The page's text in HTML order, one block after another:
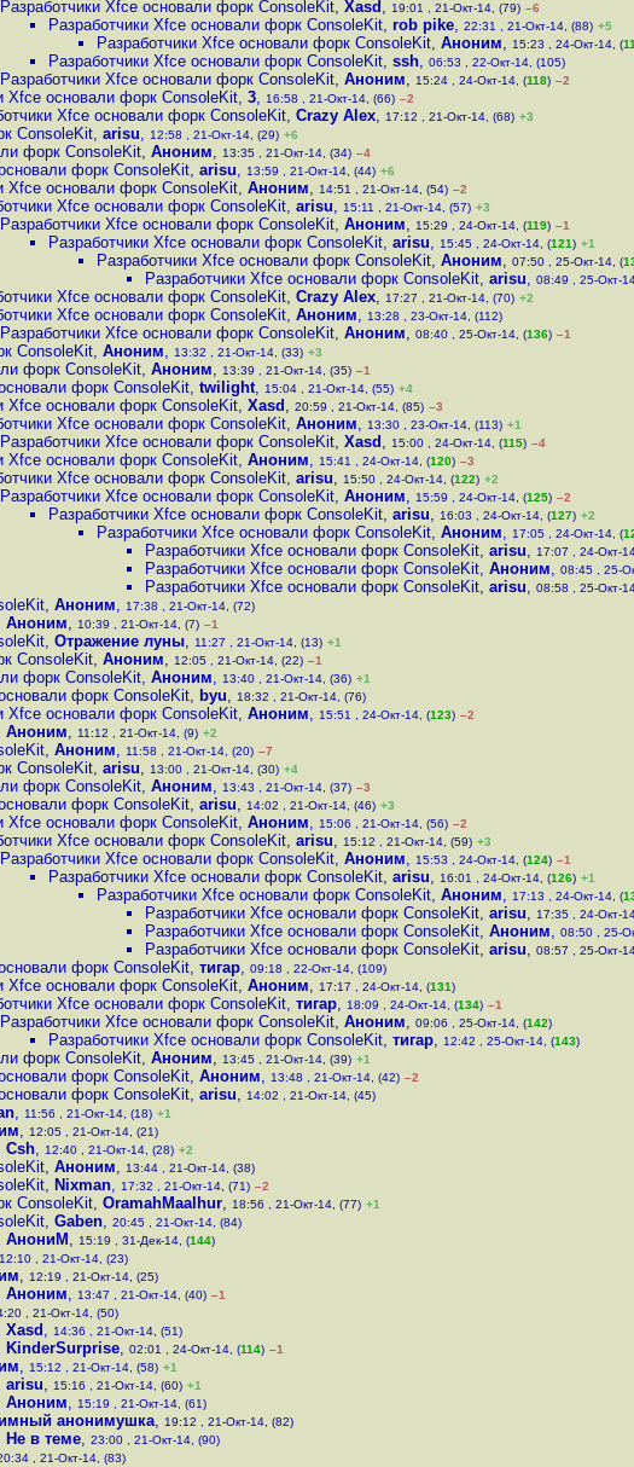
Разработчики Xfce основали форк ConsoleKit, Xasd , 19:01 , 21-Окт-14, (79) –6
Разработчики Xfce основали форк ConsoleKit, rob pike, 22:31 , 21-Окт-14, (88) +5
Разработчики Xfce основали форк ConsoleKit, Аноним, 15:23 , 24-Окт-14, (
Разработчики Xfce основали форк ConsoleKit, ssh, 06:53 , 22-Окт-14, (105)
Разработчики Xfce основали форк ConsoleKit, Аноним, 15:24 , 24-Окт-14, (118) –2
Xfce основали форк ConsoleKit, 3, 16:58 , 21-Окт-14, (66) –2
Xfce основали форк ConsoleKit, Crazy Alex, 17:12 , 21-Окт-14, (68) +3
ConsoleKit, arisu, 12:58 , 21-Окт-14, (29) +6
форк ConsoleKit, Аноним, 13:35 , 21-Окт-14, (34) –4
форк ConsoleKit, arisu, 13:59 , 21-Окт-14, (44) +6
Xfce основали форк ConsoleKit, Аноним, 14:51 , 21-Окт-14, (54) –2
Xfce основали форк ConsoleKit, arisu, 15:11 , 21-Окт-14, (57) +3
Разработчики Xfce основали форк ConsoleKit, Аноним, 15:29 , 24-Окт-14, (119) –1
Разработчики Xfce основали форк ConsoleKit, arisu, 15:45 , 24-Окт-14, (121) +1
Разработчики Xfce основали форк ConsoleKit, Аноним, 07:50 , 25-Окт-14, (
Разработчики Xfce основали форк ConsoleKit, arisu, 08:49 , 25-Окт-
Xfce основали форк ConsoleKit, Crazy Alex, 17:27 , 21-Окт-14, (70) +2
Xfce основали форк ConsoleKit, Аноним, 13:28 , 23-Окт-14, (112)
Разработчики Xfce основали форк ConsoleKit, Аноним, 08:40 , 25-Окт-14, (136) –1
ConsoleKit, Аноним, 13:32 , 21-Окт-14, (33) +3
форк ConsoleKit, Аноним, 13:39 , 21-Окт-14, (35) –1
форк ConsoleKit, twilight, 15:04 , 21-Окт-14, (55) +4
Xfce основали форк ConsoleKit, Xasd , 20:59 , 21-Окт-14, (85) –3
Xfce основали форк ConsoleKit, Аноним, 13:30 , 23-Окт-14, (113) +1
Разработчики Xfce основали форк ConsoleKit, Xasd , 15:00 , 24-Окт-14, (115) –4
Xfce основали форк ConsoleKit, Аноним, 15:41 , 24-Окт-14, (120) –3
Xfce основали форк ConsoleKit, arisu, 15:50 , 24-Окт-14, (122) +2
Разработчики Xfce основали форк ConsoleKit, Аноним, 15:59 , 24-Окт-14, (125) –2
Разработчики Xfce основали форк ConsoleKit, arisu, 16:03 , 24-Окт-14, (127) +2
Разработчики Xfce основали форк ConsoleKit, Аноним, 17:05 , 24-Окт-14, (
Разработчики Xfce основали форк ConsoleKit, arisu, 17:07 , 24-Окт-
Разработчики Xfce основали форк ConsoleKit, Аноним, 08:45 , 25-
Разработчики Xfce основали форк ConsoleKit, arisu, 08:58 , 25-Окт-
, Аноним, 17:38 , 21-Окт-14, (72)
Аноним, 10:39 , 21-Окт-14, (7) –1
, Отражение луны, 11:27 , 21-Окт-14, (13) +1
ConsoleKit, Аноним, 12:05 , 21-Окт-14, (22) –1
форк ConsoleKit, Аноним, 13:40 , 21-Окт-14, (36) +1
форк ConsoleKit, byu, 18:32 , 21-Окт-14, (76)
Xfce основали форк ConsoleKit, Аноним, 15:51 , 24-Окт-14, (123) –2
Аноним, 11:12 , 21-Окт-14, (9) +2
, Аноним, 11:58 , 21-Окт-14, (20) –7
ConsoleKit, arisu, 13:00 , 21-Окт-14, (30) +4
форк ConsoleKit, Аноним, 13:43 , 21-Окт-14, (37) –3
форк ConsoleKit, arisu, 14:02 , 21-Окт-14, (46) +3
Xfce основали форк ConsoleKit, Аноним, 15:06 , 21-Окт-14, (56) –2
Xfce основали форк ConsoleKit, arisu, 15:12 , 21-Окт-14, (59) +3
Разработчики Xfce основали форк ConsoleKit, Аноним, 15:53 , 24-Окт-14, (124) –1
Разработчики Xfce основали форк ConsoleKit, arisu, 16:01 , 24-Окт-14, (126) +1
Разработчики Xfce основали форк ConsoleKit, Аноним, 17:13 , 24-Окт-14, (
Разработчики Xfce основали форк ConsoleKit, arisu, 17:35 , 24-Окт-
Разработчики Xfce основали форк ConsoleKit, Аноним, 08:50 , 25-
Разработчики Xfce основали форк ConsoleKit, arisu, 08:57 , 25-Окт-
форк ConsoleKit, тигар, 09:18 , 22-Окт-14, (109)
Xfce основали форк ConsoleKit, Аноним, 17:17 , 24-Окт-14, (131)
Xfce основали форк ConsoleKit, тигар, 18:09 , 24-Окт-14, (134) –1
Разработчики Xfce основали форк ConsoleKit, Аноним, 09:06 , 25-Окт-14, (142)
Разработчики Xfce основали форк ConsoleKit, тигар, 12:42 , 25-Окт-14, (143)
форк ConsoleKit, Аноним, 13:45 , 21-Окт-14, (39) +1
форк ConsoleKit, Аноним, 13:48 , 21-Окт-14, (42) –2
форк ConsoleKit, arisu, 14:02 , 21-Окт-14, (45)
, 11:56 , 21-Окт-14, (18) +1
, 12:05 , 21-Окт-14, (21)
Csh, 12:40 , 21-Окт-14, (28) +2
, Аноним, 13:44 , 21-Окт-14, (38)
, Nixman, 17:32 , 21-Окт-14, (71) –2
ConsoleKit, OramahMaalhur, 18:56 , 21-Окт-14, (77) +1
, Gaben, 20:45 , 21-Окт-14, (84)
АнониМ , 15:19 , 31-Дек-14, (144)
12:10 , 21-Окт-14, (23)
, 12:19 , 21-Окт-14, (25)
Аноним, 13:47 , 21-Окт-14, (40) –1
, 21-Окт-14, (50)
Xasd , 14:36 , 21-Окт-14, (51)
KinderSurprise, 02:01 , 24-Окт-14, (114) –1
, 15:12 , 21-Окт-14, (58) +1
arisu, 15:16 , 21-Окт-14, (60) +1
Аноним, 15:19 , 21-Окт-14, (61)
анонимушка, 19:12 , 21-Окт-14, (82)
Не в теме, 23:00 , 21-Окт-14, (90)
, 21-Окт-14, (83)